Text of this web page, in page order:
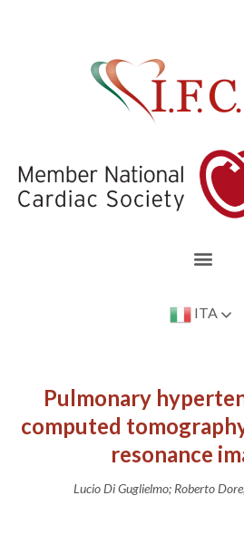
ITA
Pulmonary
computed
resonance
Lucio Di Guglielmo; Roberto